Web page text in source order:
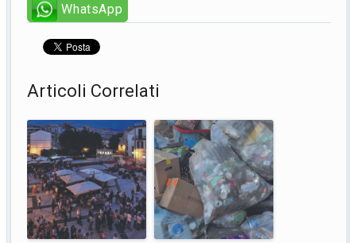
WhatsApp
Articoli Correlati